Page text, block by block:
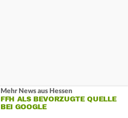
Mehr News aus Hessen
FFH ALS BEVORZUGTE QUELLE
BEI GOOGLE